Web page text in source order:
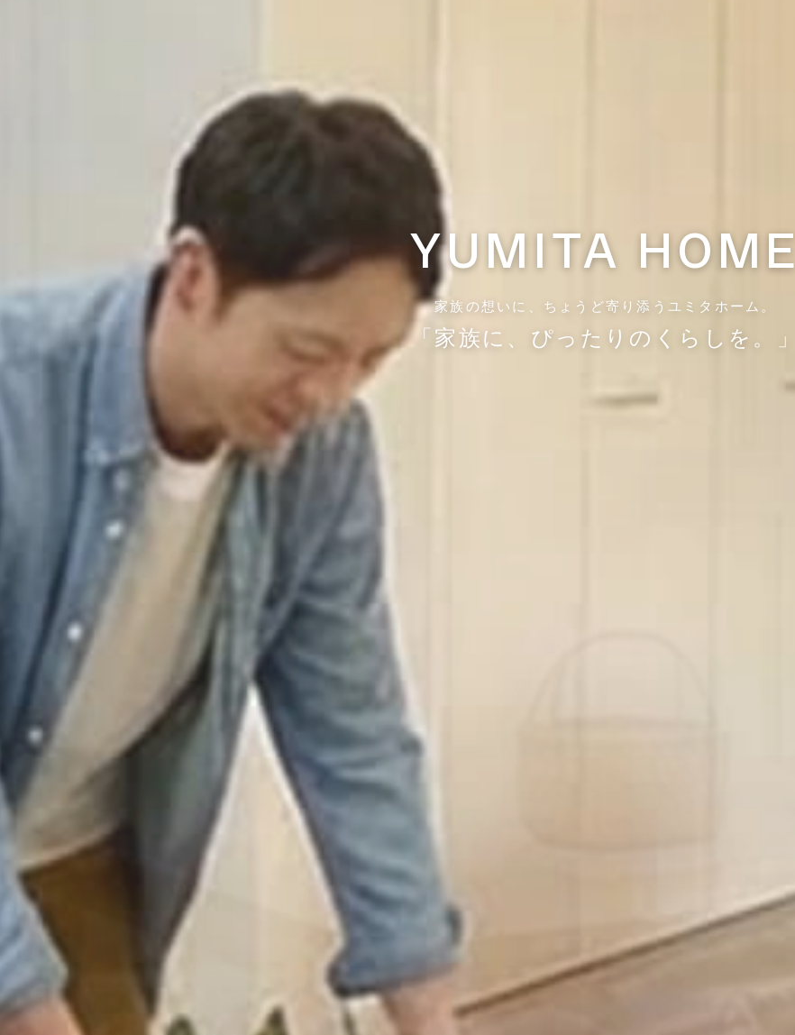
ユミタホーム
YUMITA HOME
家族の想いに、ちょうど寄り添うユミタホーム。
「家族に、ぴったりのくらしを。」